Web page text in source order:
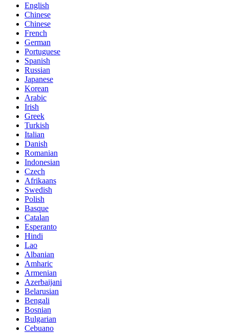
English
Chinese
Chinese
French
German
Portuguese
Spanish
Russian
Japanese
Korean
Arabic
Irish
Greek
Turkish
Italian
Danish
Romanian
Indonesian
Czech
Afrikaans
Swedish
Polish
Basque
Catalan
Esperanto
Hindi
Lao
Albanian
Amharic
Armenian
Azerbaijani
Belarusian
Bengali
Bosnian
Bulgarian
Cebuano